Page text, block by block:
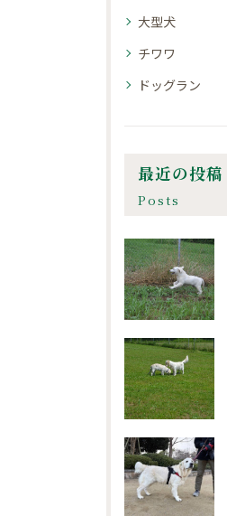
大型犬
チワワ
ドッグラン
最近の投稿
Posts